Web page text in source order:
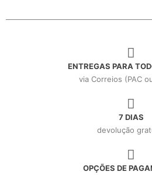
ENTREGAS PARA
via Correios (PAC
7 DIAS
devolução
OPÇÕES DE